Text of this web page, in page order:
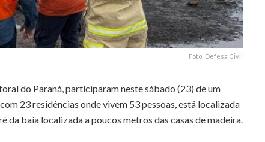
Foto: Defesa Civil
do Paraná, participaram neste sábado (23) de um
23 residências onde vivem 53 pessoas, está localizada
da baía localizada a poucos metros das casas de madeira.